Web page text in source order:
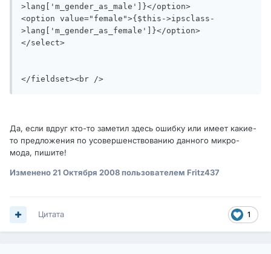
>lang['m_gender_as_male']}</option>
<option value="female">{$this->ipsclass-
>lang['m_gender_as_female']}</option>
</select>
</fieldset><br />
Да, если вдруг кто-то заметил здесь ошибку или имеет какие-
то предложения по усовершенствованию данного микро-
мода, пишите!
Изменено21 Октября 2008пользователем Fritz437
1
Цитата